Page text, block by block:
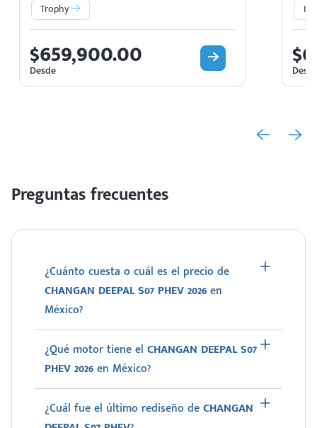
Trophy
$659,900.00
Desde
I
Preguntas frecuentes
¿Cuánto cuesta o cuál es el precio de
CHANGAN DEEPAL S07 PHEV 2026en
México?
¿Qué motor tiene el CHANGAN DEEPAL S07
PHEV 2026en México?
¿Cuál fue el último rediseño deCHANGAN